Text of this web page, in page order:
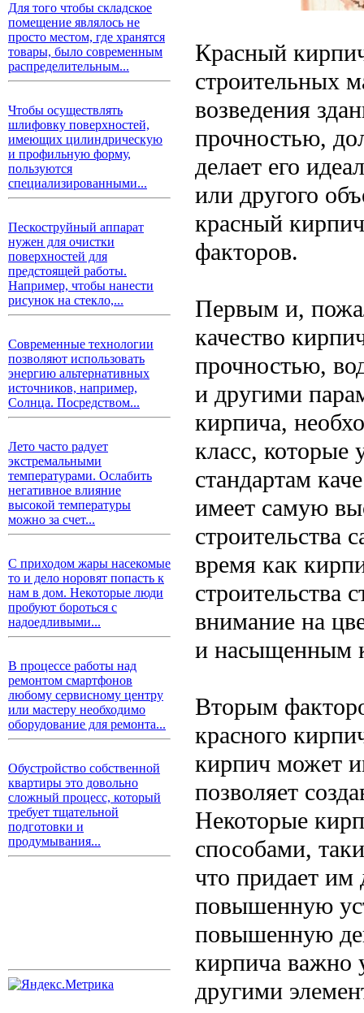
Для того чтобы складское
помещение являлось не
просто местом, где хранятся
товары, было современным
распределительным...
Чтобы осуществлять
шлифовку поверхностей,
имеющих цилиндрическую
и профильную форму,
пользуются
специализированными...
Пескоструйный аппарат
нужен для очистки
поверхностей для
предстоящей работы.
Например, чтобы нанести
рисунок на стекло,...
Современные технологии
позволяют использовать
энергию альтернативных
источников, например,
Солнца. Посредством...
Лето часто радует
экстремальными
температурами. Ослабить
негативное влияние
высокой температуры
можно за счет...
С приходом жары насекомые
то и дело норовят попасть к
нам в дом. Некоторые люди
пробуют бороться с
надоедливыми...
В процессе работы над
ремонтом смартфонов
любому сервисному центру
или мастеру необходимо
оборудование для ремонта...
Обустройство собственной
квартиры это довольно
сложный процесс, который
требует тщательной
подготовки и
продумывания...
Красный
строительных
возведения
прочностью,
делает его
или другого
красный
факторов.
Первым и,
качество
прочностью,
и другими
кирпича,
класс, которые
стандартам
имеет самую
строительства
время как
строительства
внимание на
и насыщенным
Вторым
красного
кирпич может
позволяет
Некоторые
способами,
что придает им
повышенную
повышенную
кирпича важно
другими